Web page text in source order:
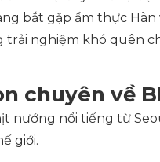
bắt gặp ẩm thực Hàn
trải nghiệm khó quên
chuyên về
nướng nổi tiếng từ
giới.